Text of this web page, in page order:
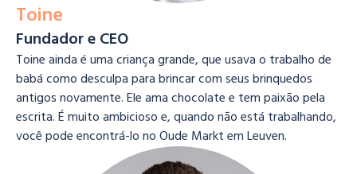
Toine
Fundador e CEO
Toine ainda é uma criança grande, que usava o trabalho de
babá como desculpa para brincar com seus brinquedos
antigos novamente. Ele ama chocolate e tem paixão pela
escrita. É muito ambicioso e, quando não está trabalhando,
você pode encontrá-lo no Oude Markt em Leuven.